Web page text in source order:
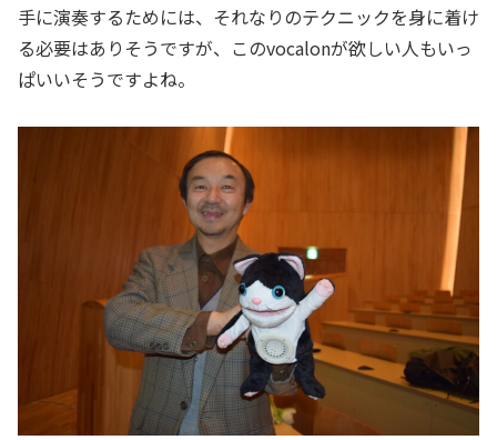
手に演奏するためには、それなりのテクニックを身に着け
る必要はありそうですが、このvocalonが欲しい人もいっ
ぱいいそうですよね。